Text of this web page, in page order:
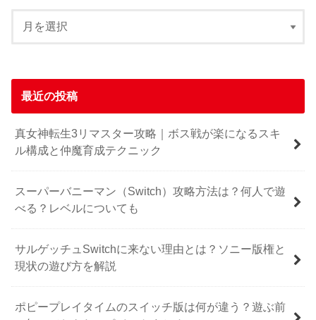
最近の投稿
真女神転生3リマスター攻略｜ボス戦が楽になるスキ
ル構成と仲魔育成テクニック
スーパーバニーマン（Switch）攻略方法は？何人で遊
べる？レベルについても
サルゲッチュSwitchに来ない理由とは？ソニー版権と
現状の遊び方を解説
ポピープレイタイムのスイッチ版は何が違う？遊ぶ前